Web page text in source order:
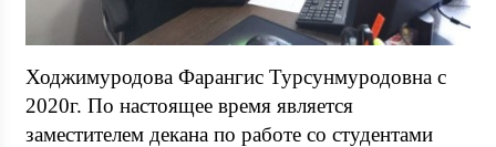
Ходжимуродова Фарангис Турсунмуродовна с
2020г. По настоящее время является
заместителем декана по работе со студентами